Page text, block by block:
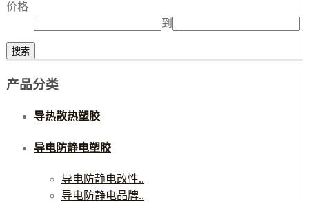
价格
到
产品分类
导热散热塑胶
导电防静电塑胶
导电防静电改性..
导电防静电品牌..